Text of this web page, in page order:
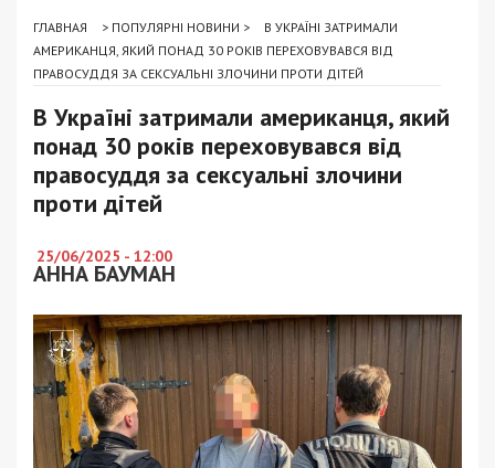
ГЛАВНАЯ > ПОПУЛЯРНІ НОВИНИ >
В УКРАЇНІ ЗАТРИМАЛИ
АМЕРИКАНЦЯ, ЯКИЙ ПОНАД 30 РОКІВ ПЕРЕХОВУВАВСЯ ВІД
ПРАВОСУДДЯ ЗА СЕКСУАЛЬНІ ЗЛОЧИНИ ПРОТИ ДІТЕЙ
В Україні затримали американця, який
понад 30 років переховувався від
правосуддя за сексуальні злочини
проти дітей
25/06/2025 - 12:00
АННА БАУМАН